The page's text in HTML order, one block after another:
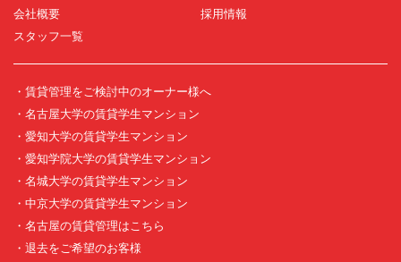
会社概要
採用情報
スタッフ一覧
・賃貸管理をご検討中のオーナー様へ
・名古屋大学の賃貸学生マンション
・愛知大学の賃貸学生マンション
・愛知学院大学の賃貸学生マンション
・名城大学の賃貸学生マンション
・中京大学の賃貸学生マンション
・名古屋の賃貸管理はこちら
・退去をご希望のお客様